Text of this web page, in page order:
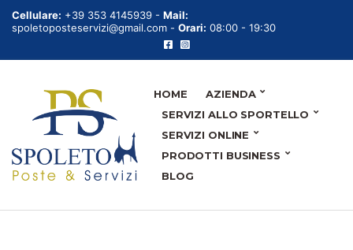
Cellulare: +39 353 4145939 - Mail:
spoletoposteservizi@gmail.com - Orari: 08:00 - 19:30
HOME
AZIENDA
SERVIZI ALLO SPORTELLO
SERVIZI ONLINE
PRODOTTI BUSINESS
BLOG